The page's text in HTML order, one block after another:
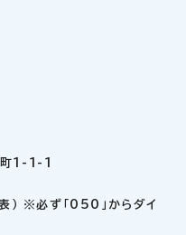
1-1-1
※必ず「050」からダイ